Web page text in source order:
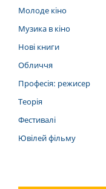
Молоде кіно
Музика в кіно
Нові книги
Обличчя
Професія: режисер
Теорія
Фестивалі
Ювілей фільму